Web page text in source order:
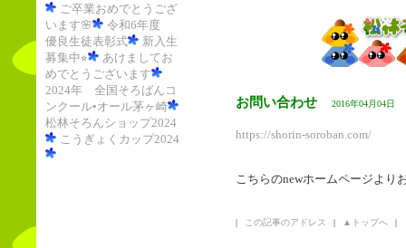
ご卒業おめでとうござ
います🌸
令和6年度
優良生徒表彰式
新入生
募集中⭐︎
あけましてお
めでとうございます
2024年 全国そろばんコ
ンクール•オール茅ヶ崎
松林そろんショップ2024
こうぎょくカップ2024
お問い合わせ 2016年04月04日
https://shorin-soroban.com/
こちらのnewホームページより
| この記事のアドレス | ▲トップへ |